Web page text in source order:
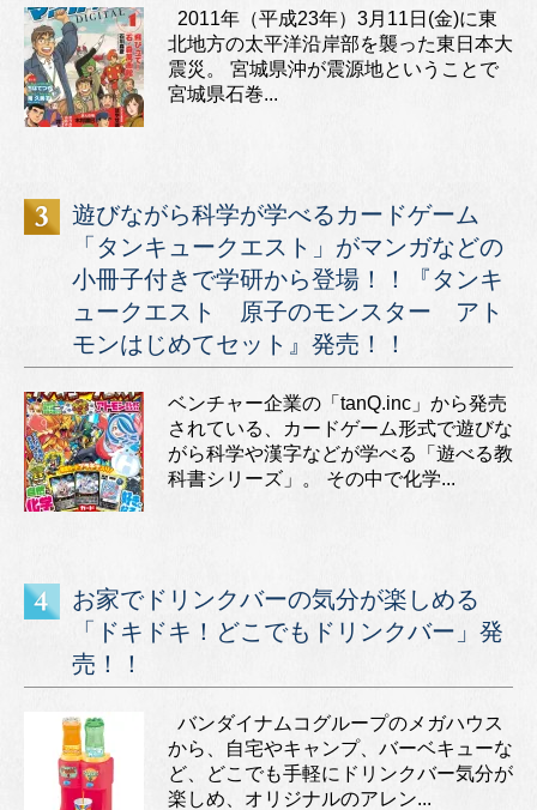
2011年（平成23年）3月11日(金)に東
北地方の太平洋沿岸部を襲った東日本大
震災。 宮城県沖が震源地ということで
宮城県石巻...
遊びながら科学が学べるカードゲーム
「タンキュークエスト」がマンガなどの
小冊子付きで学研から登場！！『タンキ
ュークエスト 原子のモンスター アト
モンはじめてセット』発売！！
ベンチャー企業の「tanQ.inc」から発売
されている、カードゲーム形式で遊びな
がら科学や漢字などが学べる「遊べる教
科書シリーズ」。 その中で化学...
お家でドリンクバーの気分が楽しめる
「ドキドキ！どこでもドリンクバー」発
売！！
バンダイナムコグループのメガハウス
から、自宅やキャンプ、バーベキューな
ど、どこでも手軽にドリンクバー気分が
楽しめ、オリジナルのアレン...